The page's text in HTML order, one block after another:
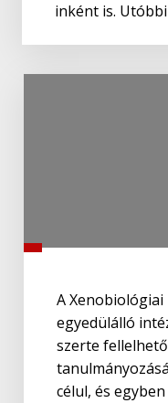
inként is.
A
egyedülálló
szerte
célul, és